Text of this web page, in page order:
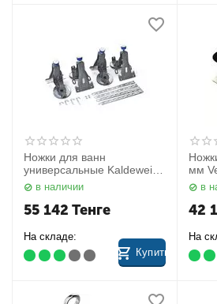
Ножки для ванн
универсальные Kaldewei
583170000000 Kaldewei
в наличии
55 142 Тенге
На складе:
Купить
мм
в
42
На